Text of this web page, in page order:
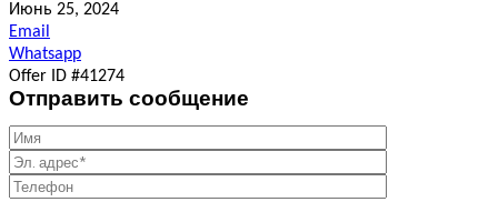
Июнь 25, 2024
Email
Whatsapp
Offer ID #41274
Отправить сообщение